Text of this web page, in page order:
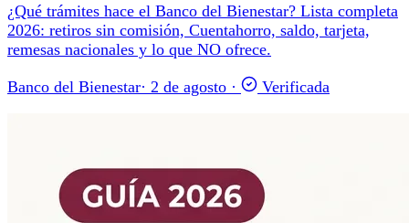
¿Qué trámites hace el Banco del Bienestar? Lista completa
2026: retiros sin comisión, Cuentahorro, saldo, tarjeta,
remesas nacionales y lo que NO ofrece.
Banco del Bienestar· 2 de agosto · Verificada